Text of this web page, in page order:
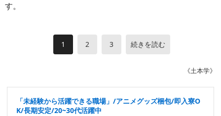
す。
1 2 3 続きを読む
《土本学》
「未経験から活躍できる職場」/アニメグッズ梱包/即入寮O
K/長期安定/20~30代活躍中